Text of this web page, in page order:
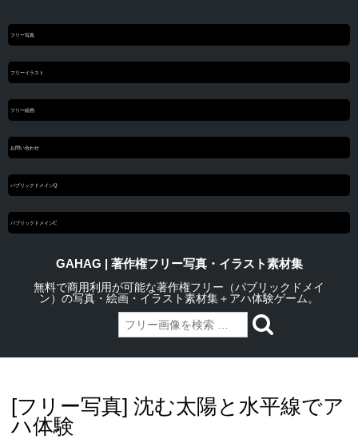
フリー写真
フリーイラスト
フリー絵画
お問い合わせ
パブリックドメインQ
パブリックドメインC
GAHAG | 著作権フリー写真・イラスト素材集
無料で商用利用が可能な著作権フリー（パブリックドメイ
ン）の写真・絵画・イラスト素材集＋アハ体験ゲーム。
content[フリー写真] 沈む太陽と水平線でア
ハ体験